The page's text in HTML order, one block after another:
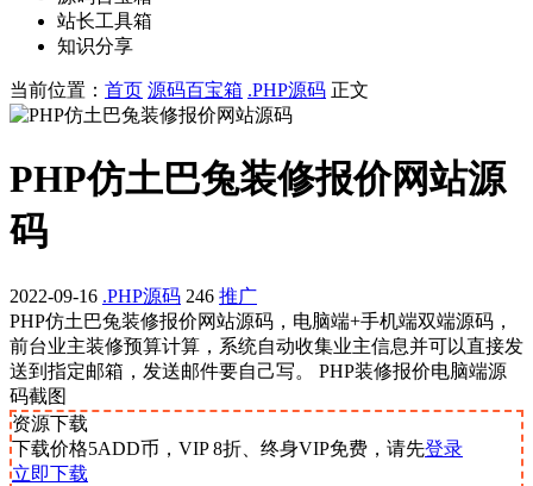
站长工具箱
知识分享
当前位置： 首页 源码百宝箱 .PHP源码 正文
PHP仿土巴兔装修报价网站源
码
2022-09-16 .PHP源码 246 推广
PHP仿土巴兔装修报价网站源码，电脑端+手机端双端源码，
前台业主装修预算计算，系统自动收集业主信息并可以直接发
送到指定邮箱，发送邮件要自己写。 PHP装修报价电脑端源
码截图
资源下载
下载价格5ADD币，VIP 8折、终身VIP免费，请先登录
立即下载